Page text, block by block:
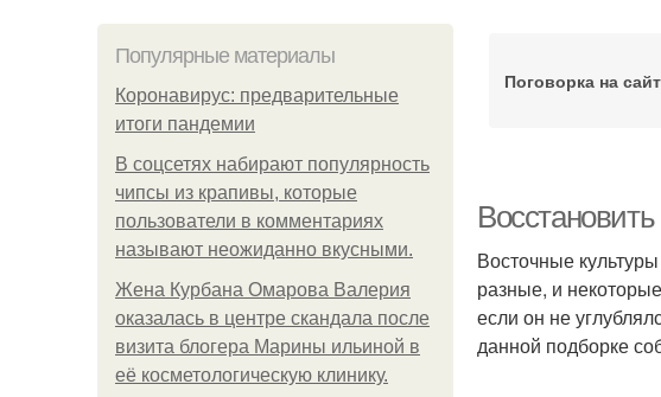
Популярные материалы
Коронавирус: предварительные
итоги пандемии
В соцсетях набирают популярность
чипсы из крапивы, которые
пользователи в комментариях
называют неожиданно вкусными.
Жена Курбана Омарова Валерия
оказалась в центре скандала после
визита блогера Марины ильиной в
её косметологическую клинику.
Поговорка на
Восточные
разные, и
если он не
данной подборке